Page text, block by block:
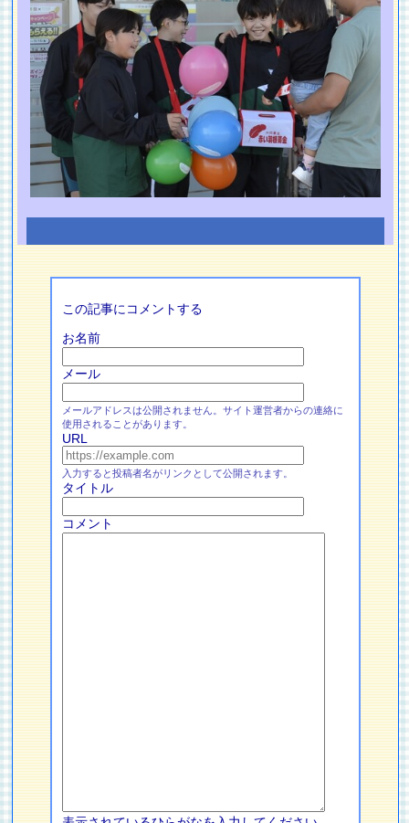
この記事にコメントする
お名前
メール
メールアドレスは公開されません。サイト運営者からの連絡に
使用されることがあります。
URL
入力すると投稿者名がリンクとして公開されます。
タイトル
コメント